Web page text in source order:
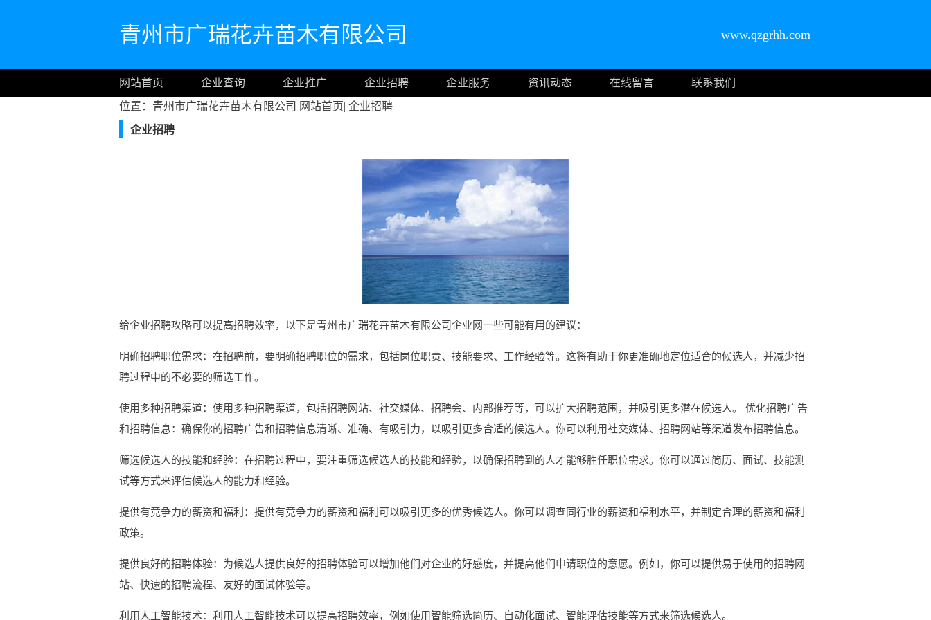
青州市广瑞花卉苗木有限公司 www.qzgrhh.com
网站首页 企业查询 企业推广 企业招聘 企业服务 资讯动态 在线留言
联系我们
位置：青州市广瑞花卉苗木有限公司 网站首页| 企业招聘
企业招聘
给企业招聘攻略可以提高招聘效率，以下是青州市广瑞花卉苗木有限公司企业网一些可能有用的建议：
明确招聘职位需求：在招聘前，要明确招聘职位的需求，包括岗位职责、技能要求、工作经验等。这将有助于你更准确地定位适合的候选人，并减少招
聘过程中的不必要的筛选工作。
使用多种招聘渠道：使用多种招聘渠道，包括招聘网站、社交媒体、招聘会、内部推荐等，可以扩大招聘范围，并吸引更多潜在候选人。 优化招聘广告
和招聘信息：确保你的招聘广告和招聘信息清晰、准确、有吸引力，以吸引更多合适的候选人。你可以利用社交媒体、招聘网站等渠道发布招聘信息。
筛选候选人的技能和经验：在招聘过程中，要注重筛选候选人的技能和经验，以确保招聘到的人才能够胜任职位需求。你可以通过简历、面试、技能测
试等方式来评估候选人的能力和经验。
提供有竞争力的薪资和福利：提供有竞争力的薪资和福利可以吸引更多的优秀候选人。你可以调查同行业的薪资和福利水平，并制定合理的薪资和福利
政策。
提供良好的招聘体验：为候选人提供良好的招聘体验可以增加他们对企业的好感度，并提高他们申请职位的意愿。例如，你可以提供易于使用的招聘网
站、快速的招聘流程、友好的面试体验等。
利用人工智能技术：利用人工智能技术可以提高招聘效率，例如使用智能筛选简历、自动化面试、智能评估技能等方式来筛选候选人。